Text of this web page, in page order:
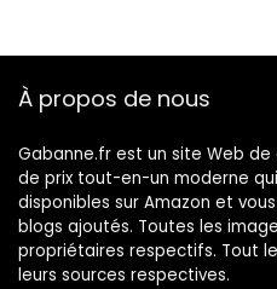
Étuis Noirs)
À propos de nous
Gabanne.fr est un site Web
de prix tout-en-un moderne
disponibles sur Amazon et
blogs ajoutés. Toutes les
propriétaires respectifs. Tout
leurs sources respectives.